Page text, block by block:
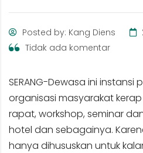
Posted by: Kang Diens
Tidak ada komentar
SERANG-Dewasa ini instansi
organisasi masyarakat
rapat, workshop, seminar
hotel dan sebagainya.
hanya dihususkan untuk